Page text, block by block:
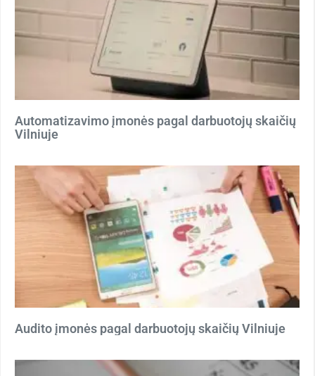
Automatizavimo įmonės pagal darbuotojų skaičių
Vilniuje
Audito įmonės pagal darbuotojų skaičių Vilniuje